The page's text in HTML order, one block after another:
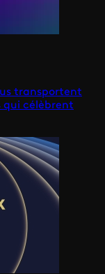
transportent
qui célèbrent